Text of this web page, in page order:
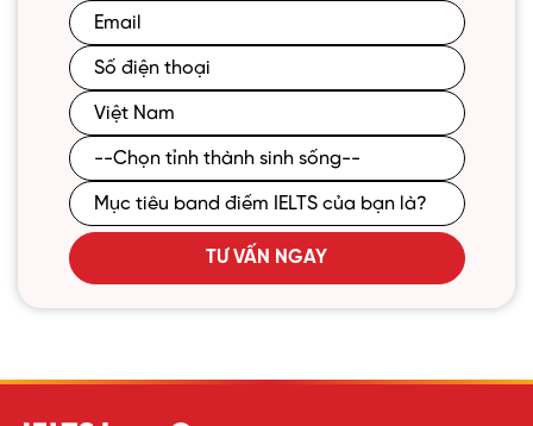
TƯ VẤN NGAY